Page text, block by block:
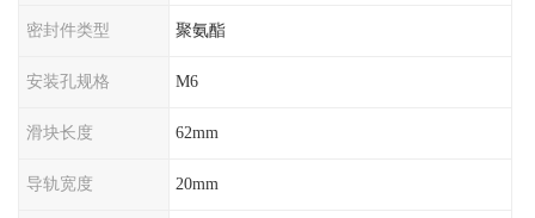
密封件类型 聚氨酯
安装孔规格 M6
滑块长度 62mm
导轨宽度 20mm